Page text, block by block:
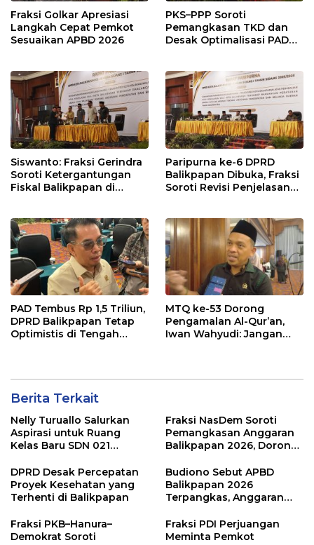
Fraksi Golkar Apresiasi
Langkah Cepat Pemkot
Sesuaikan APBD 2026
PKS–PPP Soroti
Pemangkasan TKD dan
Desak Optimalisasi PAD
Siswanto: Fraksi Gerindra
Soroti Ketergantungan
Fiskal Balikpapan di
Paripurna ke-6 DPRD
Balikpapan Dibuka, Fraksi
Soroti Revisi Penjelasan
PAD Tembus Rp 1,5 Triliun,
DPRD Balikpapan Tetap
Optimistis di Tengah
MTQ ke-53 Dorong
Pengamalan Al-Qur’an,
Iwan Wahyudi: Jangan
Berita Terkait
Nelly Turuallo Salurkan
Aspirasi untuk Ruang
Kelas Baru SDN 021
Fraksi NasDem Soroti
Pemangkasan Anggaran
Balikpapan 2026, Dorong
Publik
DPRD Desak Percepatan
Proyek Kesehatan yang
Terhenti di Balikpapan
Budiono Sebut APBD
Balikpapan 2026
Terpangkas, Anggaran
Fraksi PKB–Hanura–
Demokrat Soroti
Fraksi PDI Perjuangan
Meminta Pemkot